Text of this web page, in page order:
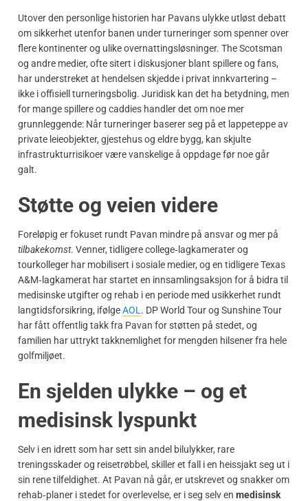
Utover den personlige historien har Pavans ulykke utløst debatt
om sikkerhet utenfor banen under turneringer som spenner over
flere kontinenter og ulike overnattingsløsninger. The Scotsman
og andre medier, ofte sitert i diskusjoner blant spillere og fans,
har understreket at hendelsen skjedde i privat innkvartering –
ikke i offisiell turneringsbolig. Juridisk kan det ha betydning, men
for mange spillere og caddies handler det om noe mer
grunnleggende: Når turneringer baserer seg på et lappeteppe av
private leieobjekter, gjestehus og eldre bygg, kan skjulte
infrastrukturrisikoer være vanskelige å oppdage før noe går
galt.
Støtte og veien videre
Foreløpig er fokuset rundt Pavan mindre på ansvar og mer på
tilbakekomst. Venner, tidligere college‑lagkamerater og
tourkolleger har mobilisert i sosiale medier, og en tidligere Texas
A&M‑lagkamerat har startet en innsamlingsaksjon for å bidra til
medisinske utgifter og rehab i en periode med usikkerhet rundt
langtidsforsikring, ifølgeAOL . DP World Tour og Sunshine Tour
har fått offentlig takk fra Pavan for støtten på stedet, og
familien har uttrykt takknemlighet for mengden hilsener fra hele
golfmiljøet.
En sjelden ulykke – og et
medisinsk lyspunkt
Selv i en idrett som har sett sin andel bilulykker, rare
treningsskader og reisetrøbbel, skiller et fall i en heissjakt seg ut i
sin rene tilfeldighet. At Pavan nå går, er utskrevet og snakker om
rehab‑planer i stedet for overlevelse, er i seg selv en medisinsk